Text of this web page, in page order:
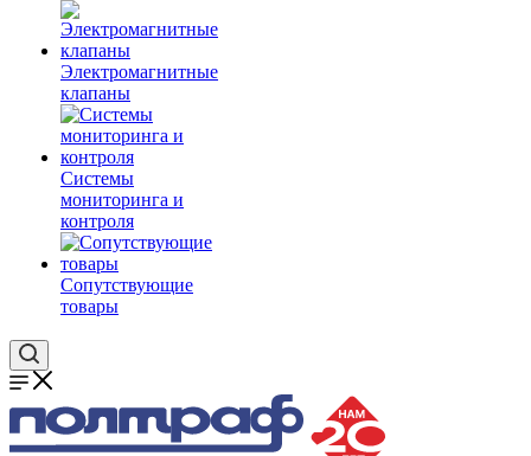
Электромагнитные
клапаны
Системы
мониторинга и
контроля
Сопутствующие
товары